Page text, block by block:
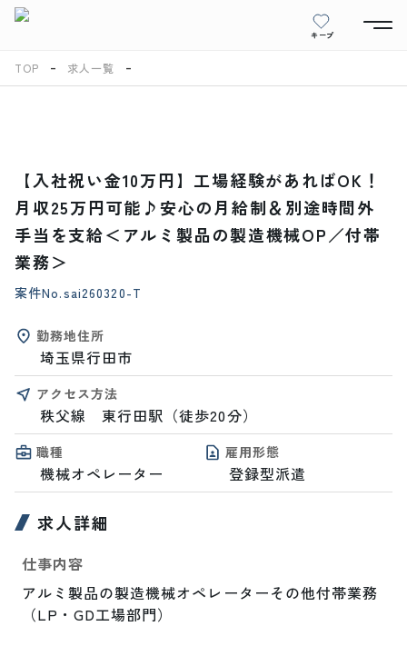
キープ
TOP 求人一覧
【入社祝い金10万円】工場経験があればOK！
月収25万円可能♪安心の月給制＆別途時間外
手当を支給＜アルミ製品の製造機械OP／付帯
業務＞
案件No.sai260320-T
勤務地住所
埼玉県行田市
アクセス方法
秩父線　東行田駅（徒歩20分）
職種
機械オペレーター
雇用形態
登録型派遣
求人詳細
仕事内容
アルミ製品の製造機械オペレーターその他付帯業務
（LP・GD工場部門）